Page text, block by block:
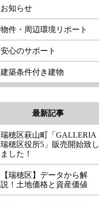
お知らせ
物件・周辺環境リポート
安心のサポート
建築条件付き建物
最新記事
瑞穂区萩山町「GALLERIA
瑞穂区役所5」販売開始致し
ました！
【瑞穂区】データから解
説！土地価格と資産価値